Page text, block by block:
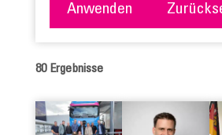
Anwenden
80Ergebnisse